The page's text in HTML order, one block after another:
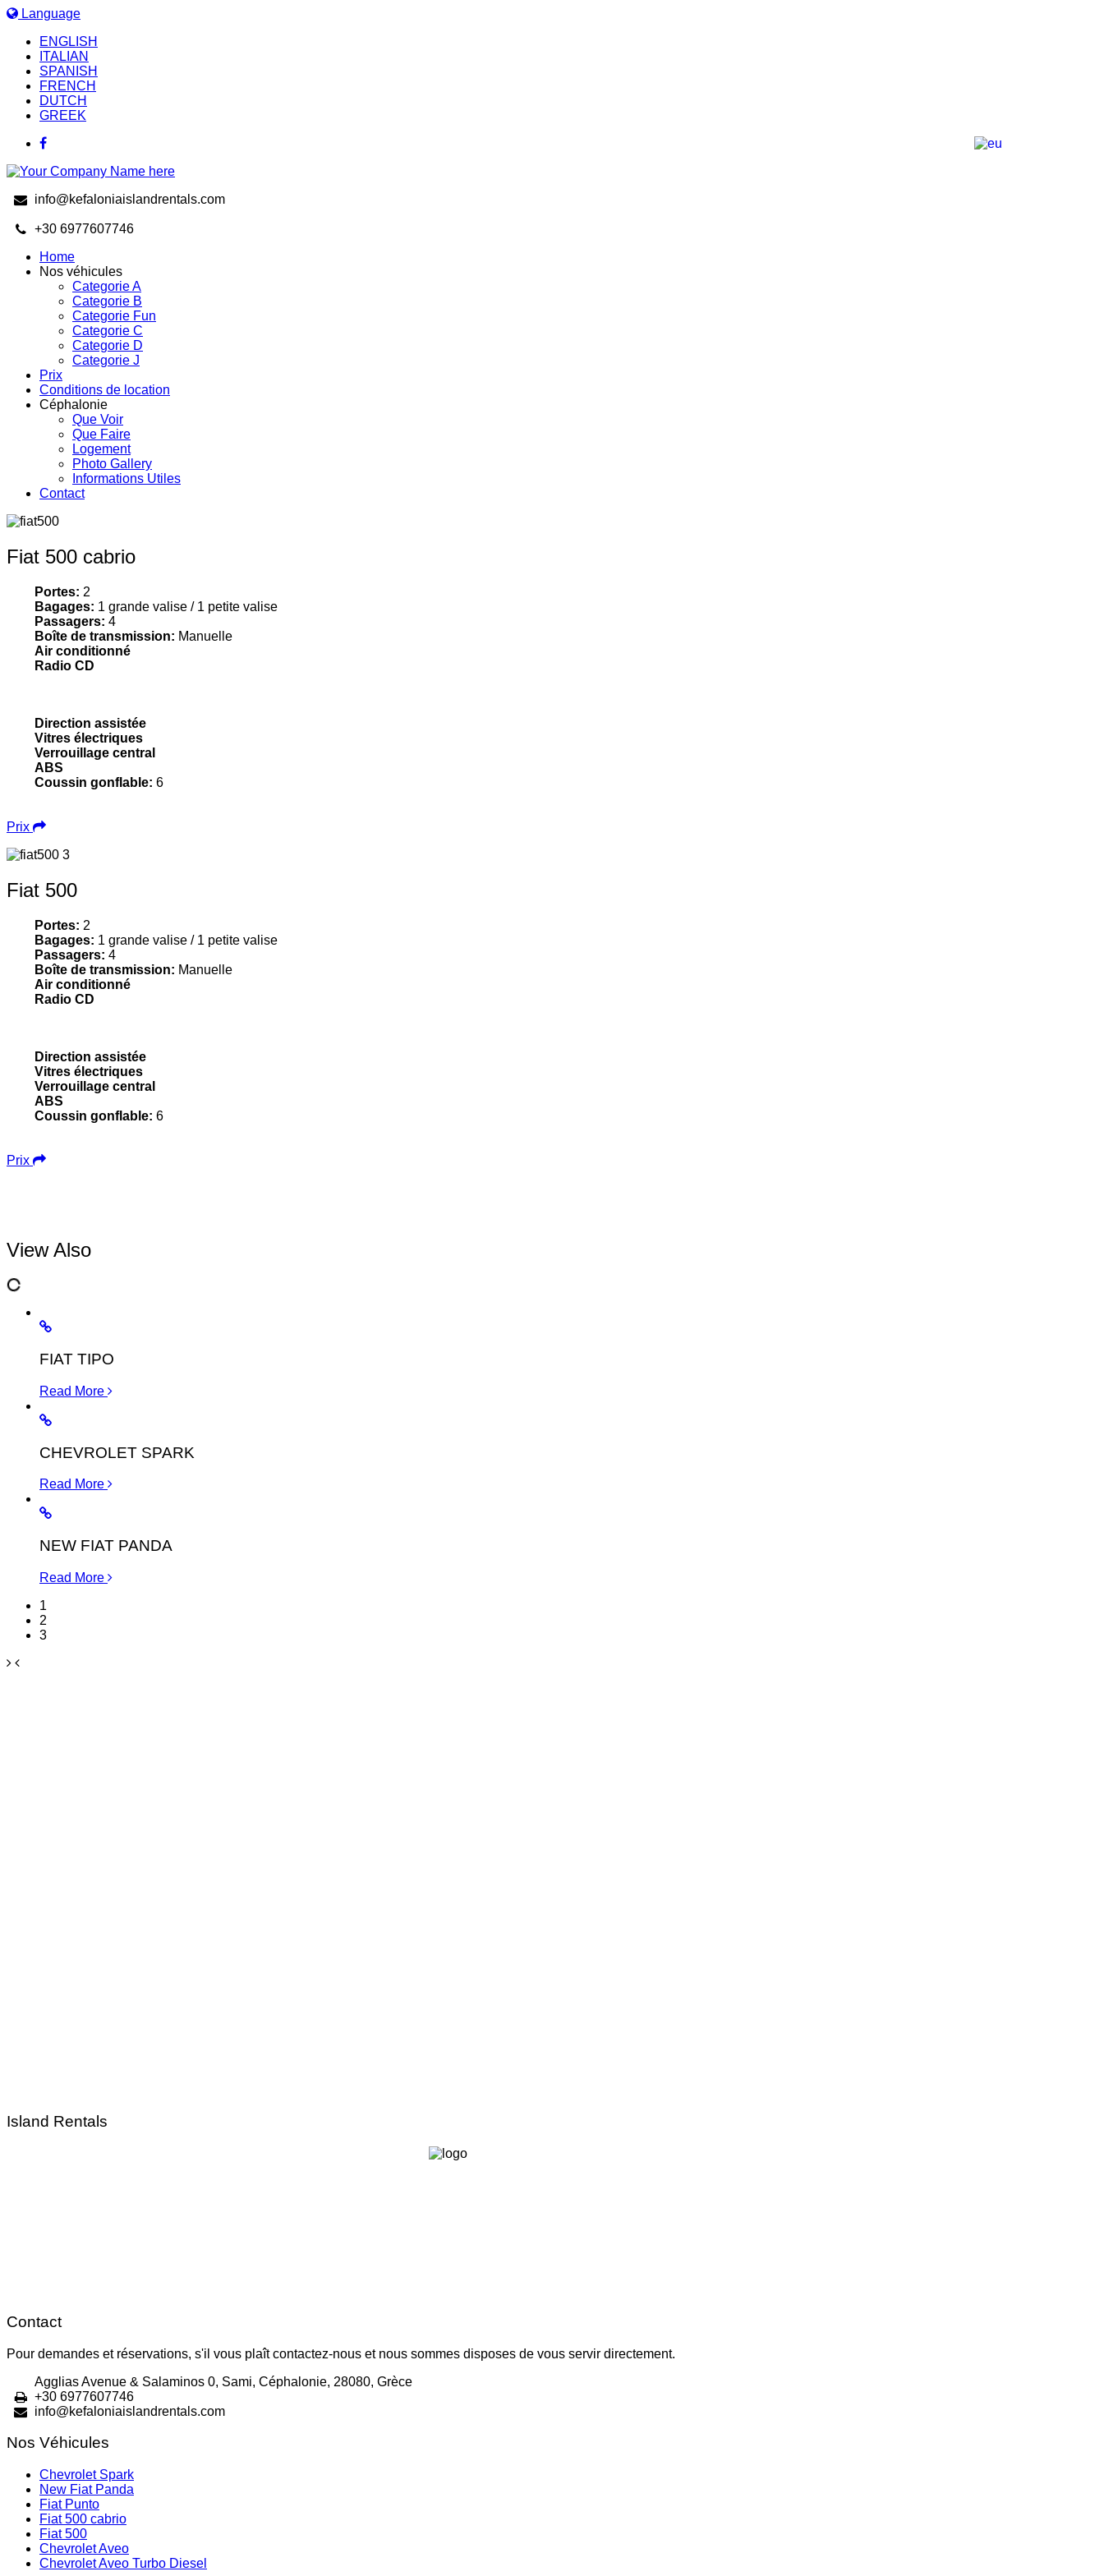
Language
ENGLISH
ITALIAN
SPANISH
FRENCH
DUTCH
GREEK
info@kefaloniaislandrentals.com
+30 6977607746
Home
Nos véhicules
Categorie A
Categorie B
Categorie Fun
Categorie C
Categorie D
Categorie J
Prix
Conditions de location
Céphalonie
Que Voir
Que Faire
Logement
Photo Gallery
Informations Utiles
Contact
Fiat 500 cabrio
Portes: 2
Bagages: 1 grande valise / 1 petite valise
Passagers: 4
Boîte de transmission: Manuelle
Air conditionné
Radio CD
Direction assistée
Vitres électriques
Verrouillage central
ABS
Coussin gonflable:6
Prix
Fiat 500
Portes: 2
Bagages: 1 grande valise / 1 petite valise
Passagers: 4
Boîte de transmission: Manuelle
Air conditionné
Radio CD
Direction assistée
Vitres électriques
Verrouillage central
ABS
Coussin gonflable:6
Prix
View Also
FIAT TIPO
Read More
CHEVROLET SPARK
Read More
NEW FIAT PANDA
Read More
1
2
3
Island Rentals
Contact
Pour demandes et réservations, s'il vous plaît contactez-nous et nous sommes disposes de vous servir directement.
Agglias Avenue & Salaminos 0, Sami, Céphalonie, 28080, Grèce
+30 6977607746
info@kefaloniaislandrentals.com
Nos Véhicules
Chevrolet Spark
New Fiat Panda
Fiat Punto
Fiat 500 cabrio
Fiat 500
Chevrolet Aveo
Chevrolet Aveo Turbo Diesel